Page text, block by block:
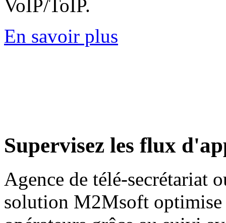
VoIP/ToIP.
En savoir plus
Supervisez les flux
Agence de télé-secrétariat
solution M2Msoft optimise